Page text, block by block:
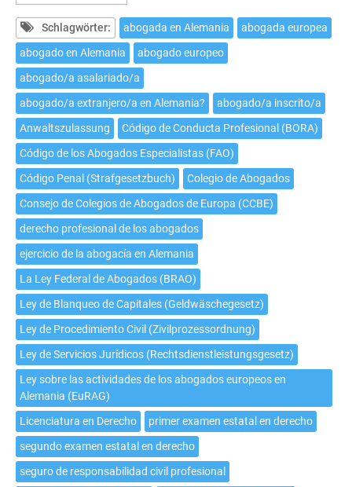
ejercer
la
profesión
de
abogado/a
extranjero/a
en
Alemania?
Schlagwörter: abogada en Alemania
abogada europea
abogado en Alemania
abogado europeo
abogado/a asalariado/a
abogado/a extranjero/a en Alemania?
abogado/a inscrito/a
Anwaltszulassung
Código de Conducta Profesional (BORA)
Código de los Abogados Especialistas (FAO)
Código Penal (Strafgesetzbuch)
Colegio de Abogados
Consejo de Colegios de Abogados de Europa (CCBE)
derecho profesional de los abogados
ejercicio de la abogacía en Alemania
La Ley Federal de Abogados (BRAO)
Ley de Blanqueo de Capitales (Geldwäschegesetz)
Ley de Procedimiento Civil (Zivilprozessordnung)
Ley de Servicios Jurídicos (Rechtsdienstleistungsgesetz)
Ley sobre las actividades de los abogados europeos en
Alemania (EuRAG)
Licenciatura en Derecho
primer examen estatal en derecho
segundo examen estatal en derecho
seguro de responsabilidad civil profesional